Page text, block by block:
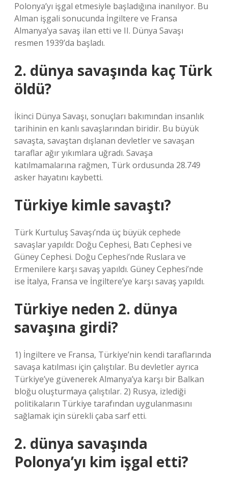
Polonya’yı işgal etmesiyle başladığına inanılıyor. Bu
Alman işgali sonucunda İngiltere ve Fransa
Almanya’ya savaş ilan etti ve II. Dünya Savaşı
resmen 1939’da başladı.
2. dünya savaşında kaç Türk
öldü?
İkinci Dünya Savaşı, sonuçları bakımından insanlık
tarihinin en kanlı savaşlarından biridir. Bu büyük
savaşta, savaştan dışlanan devletler ve savaşan
taraflar ağır yıkımlara uğradı. Savaşa
katılmamalarına rağmen, Türk ordusunda 28.749
asker hayatını kaybetti.
Türkiye kimle savaştı?
Türk Kurtuluş Savaşı’nda üç büyük cephede
savaşlar yapıldı: Doğu Cephesi, Batı Cephesi ve
Güney Cephesi. Doğu Cephesi’nde Ruslara ve
Ermenilere karşı savaş yapıldı. Güney Cephesi’nde
ise İtalya, Fransa ve İngiltere’ye karşı savaş yapıldı.
Türkiye neden 2. dünya
savaşına girdi?
1) İngiltere ve Fransa, Türkiye’nin kendi taraflarında
savaşa katılması için çalıştılar. Bu devletler ayrıca
Türkiye’ye güvenerek Almanya’ya karşı bir Balkan
bloğu oluşturmaya çalıştılar. 2) Rusya, izlediği
politikaların Türkiye tarafından uygulanmasını
sağlamak için sürekli çaba sarf etti.
2. dünya savaşında
Polonya’yı kim işgal etti?